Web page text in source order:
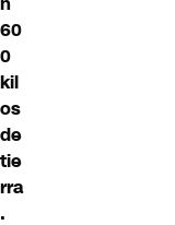
60
0
kil
os
de
tie
rra
.